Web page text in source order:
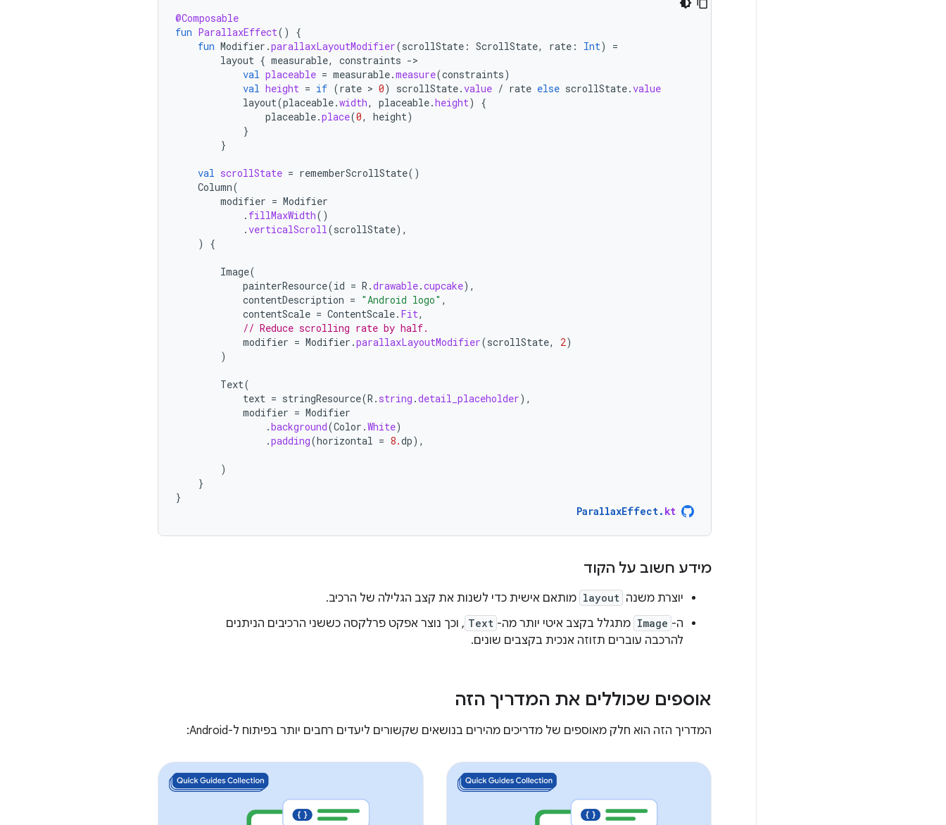
@Composable
fun ParallaxEffect()
{
fun Modifier .parallaxLayoutModifier(scrollState : ScrollState, rate : Int)
=
layout { measurable, constraints -
val placeable = measurable.measure(constraints)
val height = if (rate > 0) scrollState.value / rate else scrollState.value
layout(placeable.width, placeable.height)
{
placeable.place(0, height)
}
}
val scrollState = rememberScrollState()
Column(
modifier = Modifier
. fillMaxWidth()
.verticalScroll (scrollState),
)
{
Image(
painterResource(id = R .drawable.cupcake),
contentDescription = "Android logo" ,
contentScale = ContentScale. Fit,
// Reduce scrolling rate by half.
modifier = Modifier .parallaxLayoutModifier(scrollState, 2)
)
Text(
text = stringResource(R . string .detail_placeholder),
modifier = Modifier
.background(Color .White)
.padding(horizontal = 8.dp),
)
}
}
ParallaxEffect. kt
מידע חשוב על הקוד
יוצרת משנה layout מותאם אישית כדי לשנות את קצב הגלילה של הרכיב.
ה- Image מתגלל בקצב איטי יותר מה- Text , וכך נוצר אפקט פרלקסה כששני הרכיבים הניתנים
להרכבה עוברים תזוזה אנכית בקצבים שונים.
אוספים שכוללים את המדריך הזה
המדריך הזה הוא חלק מאוספים של מדריכים מהירים בנושאים שקשורים ליעדים רחבים יותר בפיתוח ל-Android: